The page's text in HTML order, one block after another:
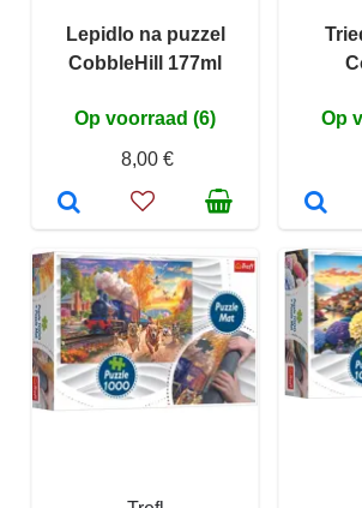
Lepidlo na puzzel
CobbleHill 177ml
Op voorraad (6)
8,00 €
Op